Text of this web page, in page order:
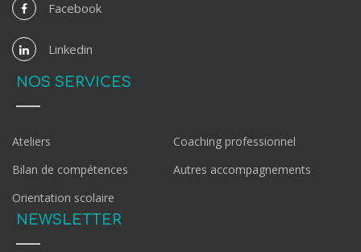
Facebook
Linkedin
NOS SERVICES
Ateliers
Coaching professionnel
Bilan de compétences
Autres accompagnements
Orientation scolaire
NEWSLETTER